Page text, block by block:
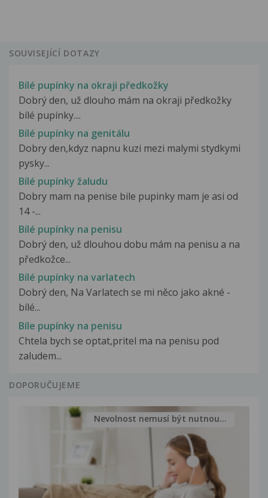
SOUVISEJÍCÍ DOTAZY
Bílé pupínky na okraji předkožky
Dobrý den, už dlouho mám na okraji předkožky
bílé pupínky....
Bílé pupínky na genitálu
Dobry den,kdyz napnu kuzi mezi malymi stydkymi
pysky...
Bílé pupínky žaludu
Dobry mam na penise bile pupinky mam je asi od
14 -...
Bílé pupínky na penisu
Dobrý den, už dlouhou dobu mám na penisu a na
předkožce...
Bílé pupínky na varlatech
Dobrý den, Na Varlatech se mi něco jako akné -
bílé...
Bíle pupínky na penisu
Chtela bych se optat,pritel ma na penisu pod
zaludem...
DOPORUČUJEME
Nevolnost nemusí být nutnou...